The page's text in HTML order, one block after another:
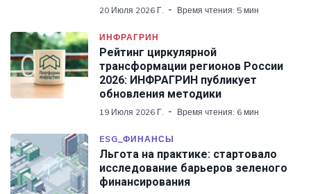
20 Июля 2026 Г. Время чтения: 5 мин
ИНФРАГРИН
Рейтинг циркулярной
трансформации регионов России
2026: ИНФРАГРИН публикует
обновления методики
19 Июля 2026 Г. Время чтения: 6 мин
ESG_ФИНАНСЫ
Льгота на практике: стартовало
исследование барьеров зеленого
финансирования